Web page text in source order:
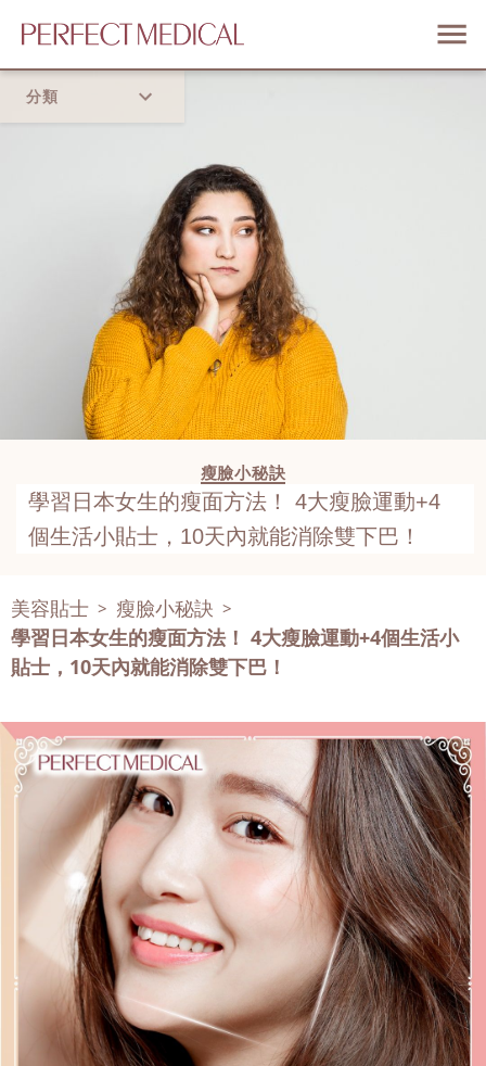
分類
瘦臉小秘訣
學習日本女生的瘦面方法！ 4大瘦臉運動+4
個生活小貼士，10天內就能消除雙下巴！
美容貼士 > 瘦臉小秘訣 >
學習日本女生的瘦面方法！ 4大瘦臉運動+4個生活小
貼士，10天內就能消除雙下巴！